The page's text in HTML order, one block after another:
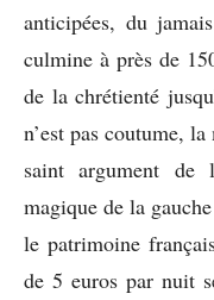
anticipées, du
culmine à près de
de la chrétienté
n’est pas coutume,
saint argument de
magique de la
le patrimoine
de 5 euros par nuit